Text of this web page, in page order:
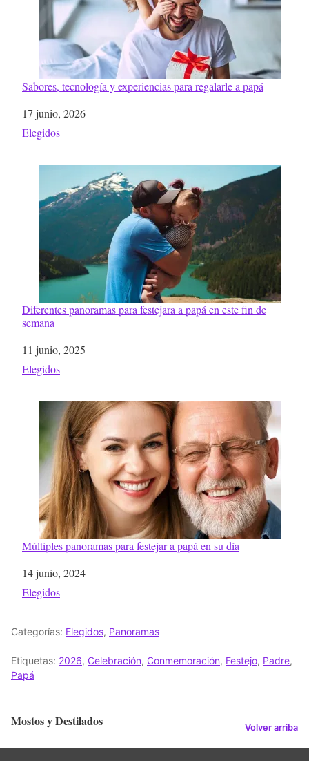
Sabores, tecnología y experiencias para regalarle a papá
Fecha
17 junio, 2026
Respecto a
Elegidos
Diferentes panoramas para festejara a papá en este fin de
semana
Fecha
11 junio, 2025
Respecto a
Elegidos
Múltiples panoramas para festejar a papá en su día
Fecha
14 junio, 2024
Respecto a
Elegidos
Categorías: Elegidos, Panoramas
Etiquetas: 2026, Celebración, Conmemoración, Festejo, Padre,
Papá
Mostos y Destilados Volver arriba